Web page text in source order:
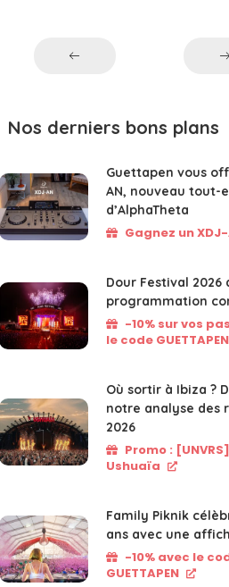
Nos derniers bons plans
Guettapen vous
AN, nouveau tout-
d’AlphaTheta
Gagnez un XDJ-
Dour Festival 2026
programmation
-10% sur vos
le code GUETTAPEN
Où sortir à Ibiza ?
notre analyse des
2026
Promo :
Ushuaïa
Family Piknik
ans avec une
-10% avec le
GUETTAPEN